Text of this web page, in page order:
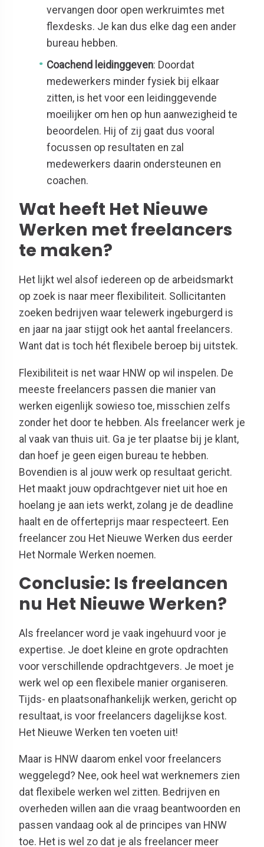
vervangen door open werkruimtes met
flexdesks. Je kan dus elke dag een ander
bureau hebben.
Coachend leidinggeven: Doordat
medewerkers minder fysiek bij elkaar
zitten, is het voor een leidinggevende
moeilijker om hen op hun aanwezigheid te
beoordelen. Hij of zij gaat dus vooral
focussen op resultaten en zal
medewerkers daarin ondersteunen en
coachen.
Wat heeft Het Nieuwe
Werken met freelancers
te maken?
Het lijkt wel alsof iedereen op de arbeidsmarkt
op zoek is naar meer flexibiliteit. Sollicitanten
zoeken bedrijven waar telewerk ingeburgerd is
en jaar na jaar stijgt ook het aantal freelancers.
Want dat is toch hét flexibele beroep bij uitstek.
Flexibiliteit is net waar HNW op wil inspelen. De
meeste freelancers passen die manier van
werken eigenlijk sowieso toe, misschien zelfs
zonder het door te hebben. Als freelancer werk je
al vaak van thuis uit. Ga je ter plaatse bij je klant,
dan hoef je geen eigen bureau te hebben.
Bovendien is al jouw werk op resultaat gericht.
Het maakt jouw opdrachtgever niet uit hoe en
hoelang je aan iets werkt, zolang je de deadline
haalt en de offerteprijs maar respecteert. Een
freelancer zou Het Nieuwe Werken dus eerder
Het Normale Werken noemen.
Conclusie: Is freelancen
nu Het Nieuwe Werken?
Als freelancer word je vaak ingehuurd voor je
expertise. Je doet kleine en grote opdrachten
voor verschillende opdrachtgevers. Je moet je
werk wel op een flexibele manier organiseren.
Tijds- en plaatsonafhankelijk werken, gericht op
resultaat, is voor freelancers dagelijkse kost.
Het Nieuwe Werken ten voeten uit!
Maar is HNW daarom enkel voor freelancers
weggelegd? Nee, ook heel wat werknemers zien
dat flexibele werken wel zitten. Bedrijven en
overheden willen aan die vraag beantwoorden en
passen vandaag ook al de principes van HNW
toe. Het is wel zo dat je als freelancer meer